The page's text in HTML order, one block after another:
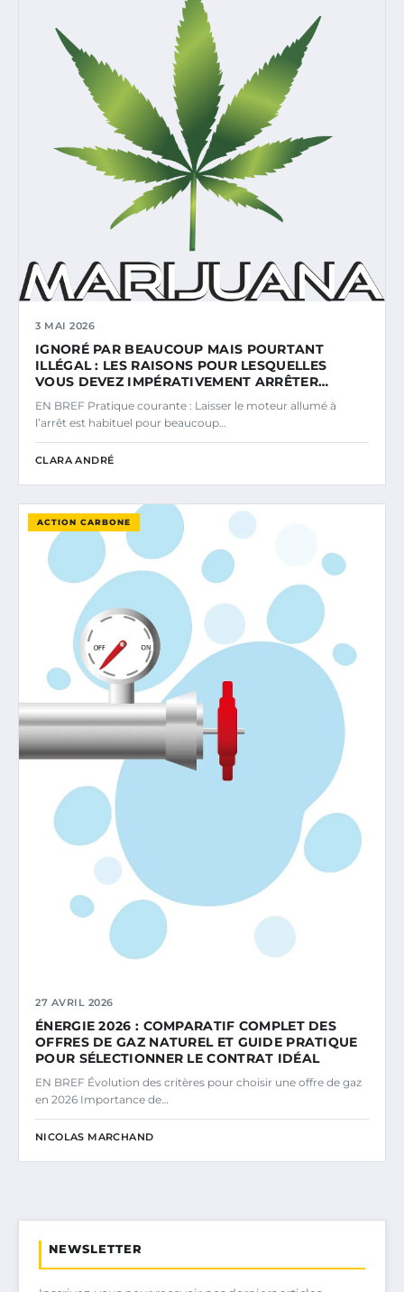
3 MAI 2026
IGNORÉ PAR BEAUCOUP MAIS POURTANT
ILLÉGAL : LES RAISONS POUR LESQUELLES
VOUS DEVEZ IMPÉRATIVEMENT ARRÊTER…
EN BREF Pratique courante : Laisser le moteur allumé à
l’arrêt est habituel pour beaucoup…
CLARA ANDRÉ
ACTION CARBONE
27 AVRIL 2026
ÉNERGIE 2026 : COMPARATIF COMPLET DES
OFFRES DE GAZ NATUREL ET GUIDE PRATIQUE
POUR SÉLECTIONNER LE CONTRAT IDÉAL
EN BREF Évolution des critères pour choisir une offre de gaz
en 2026 Importance de…
NICOLAS MARCHAND
NEWSLETTER